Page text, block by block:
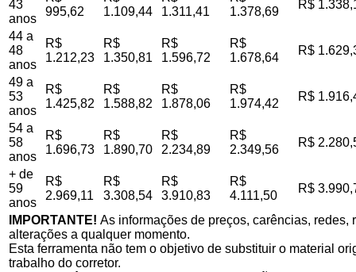
43
anos
995,62
1.109,44
1.311,41
1.378,69
R$
44 a
48
anos
R$
1.212,23
R$
1.350,81
R$
1.596,72
R$
1.678,64
R$
49 a
53
anos
R$
1.425,82
R$
1.588,82
R$
1.878,06
R$
1.974,42
R$
54 a
58
anos
R$
1.696,73
R$
1.890,70
R$
2.234,89
R$
2.349,56
R$
+ de
59
anos
R$
2.969,11
R$
3.308,54
R$
3.910,83
R$
4.111,50
R$
IMPORTANTE! As informações de preços, carências,
alterações a qualquer momento.
Esta ferramenta não tem o objetivo de substituir o material
trabalho do corretor.